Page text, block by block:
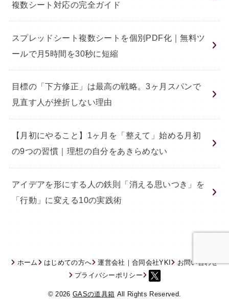
複数シート対応の完全ガイド
スプレッドシート複数シートを個別PDF化｜無料ツ
ールで月5時間を30秒に短縮
目標の「下方修正」は最高の戦略。3ヶ月スパンで
見直す人が挫折しない理由
【月初にやること】1ヶ月を「整えて」始める月初
の9つの習慣｜理想の自分をあきらめない
アイデアを形にする人の鉄則「消える思いつき」を
「行動」に変える10の実践術
ホーム はじめての方へ 運営会社｜合同会社YKI
お問い合わせ
プライバシーポリシー
© 2026GASの道具箱 All Rights Reserved.